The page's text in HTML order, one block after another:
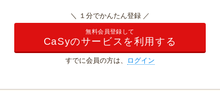
＼ １分でかんたん登録 ／
無料会員登録して
CaSyのサービスを利用する
すでに会員の方は、 ログイン